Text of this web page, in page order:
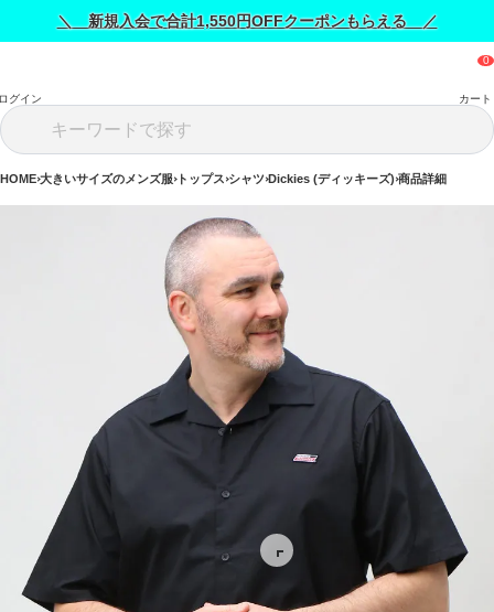
＼ 新規入会で合計1,550円OFFクーポンもらえる ／
グイン カート
HOME 大きいサイズのメンズ服 トップス シャツ Dickies (ディッキーズ) 商品詳細